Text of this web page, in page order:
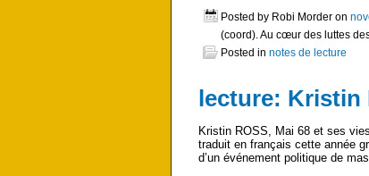
Posted by Robi Morder on
(coord). Au cœur des luttes
Posted in notes de lecture
lecture: Kristin
Kristin ROSS, Mai 68 et ses
traduit en français cette année
d’un événement politique de